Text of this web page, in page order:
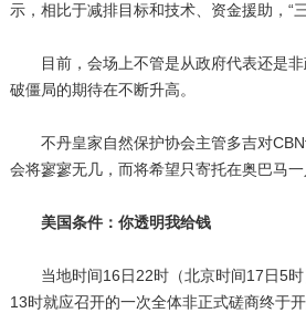
示，相比于减排目标和技术、资金援助，“
目前，会场上不管是从政府代表还是非
破僵局的期待在不断升高。
不丹皇家自然保护协会主管多吉对CBN
会将寥寥无几，而将希望只寄托在奥巴马一
美国条件：你透明我给钱
当地时间16日22时（北京时间17日5时
13时就应召开的一次全体非正式磋商终于